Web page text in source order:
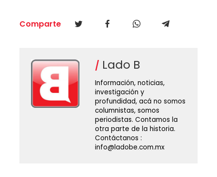
Comparte
Lado B
Información, noticias,
investigación y
profundidad, acá no somos
columnistas, somos
periodistas. Contamos la
otra parte de la historia.
Contáctanos :
info@ladobe.com.mx